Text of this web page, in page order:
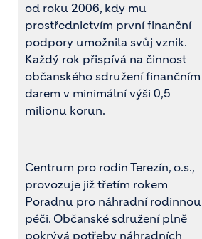
od roku 2006, kdy mu
prostřednictvím první finanční
podpory umožnila svůj vznik.
Každý rok přispívá na činnost
občanského sdružení finančním
darem v minimální výši 0,5
milionu korun.
Centrum pro rodin Terezín, o.s.,
provozuje již třetím rokem
Poradnu pro náhradní rodinnou
péči. Občanské sdružení plně
pokrývá potřeby náhradních